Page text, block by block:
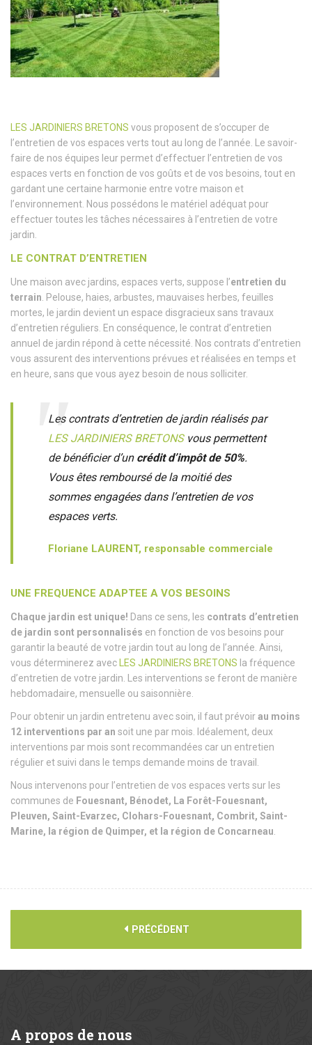
LES JARDINIERS BRETONS vous proposent de s’occuper de
l’entretien de vos espaces verts tout au long de l’année. Le savoir-
faire de nos équipes leur permet d’effectuer l’entretien de vos
espaces verts en fonction de vos goûts et de vos besoins, tout en
gardant une certaine harmonie entre votre maison et
l’environnement. Nous possédons le matériel adéquat pour
effectuer toutes les tâches nécessaires à l’entretien de votre
jardin.
LE CONTRAT D’ENTRETIEN
Une maison avec jardins, espaces verts, suppose l’entretien du
terrain. Pelouse, haies, arbustes, mauvaises herbes, feuilles
mortes, le jardin devient un espace disgracieux sans travaux
d’entretien réguliers. En conséquence, le contrat d’entretien
annuel de jardin répond à cette nécessité. Nos contrats d’entretien
vous assurent des interventions prévues et réalisées en temps et
en heure, sans que vous ayez besoin de nous solliciter.
Les contrats d’entretien de jardin réalisés par
LES JARDINIERS BRETONSvous permettent
de bénéficier d’un crédit d’impôt de 50%.
Vous êtes remboursé de la moitié des
sommes engagées dans l’entretien de vos
espaces verts.
Floriane LAURENT, responsable commerciale
UNE FREQUENCE ADAPTEE A VOS BESOINS
Chaque jardin est unique! Dans ce sens, les contrats d’entretien
de jardin sont personnalisés en fonction de vos besoins pour
garantir la beauté de votre jardin tout au long de l’année. Ainsi,
vous déterminerez avec LES JARDINIERS BRETONS la fréquence
d’entretien de votre jardin. Les interventions se feront de manière
hebdomadaire, mensuelle ou saisonnière.
Pour obtenir un jardin entretenu avec soin, il faut prévoirau moins
12 interventions par an soit une par mois. Idéalement, deux
interventions par mois sont recommandées car un entretien
régulier et suivi dans le temps demande moins de travail.
Nous intervenons pour l’entretien de vos espaces verts sur les
communes de Fouesnant, Bénodet, La Forêt-Fouesnant,
Pleuven, Saint-Evarzec, Clohars-Fouesnant, Combrit, Saint-
Marine, la région de Quimper, et la région de Concarneau.
PRÉCÉDENT
A propos de nous